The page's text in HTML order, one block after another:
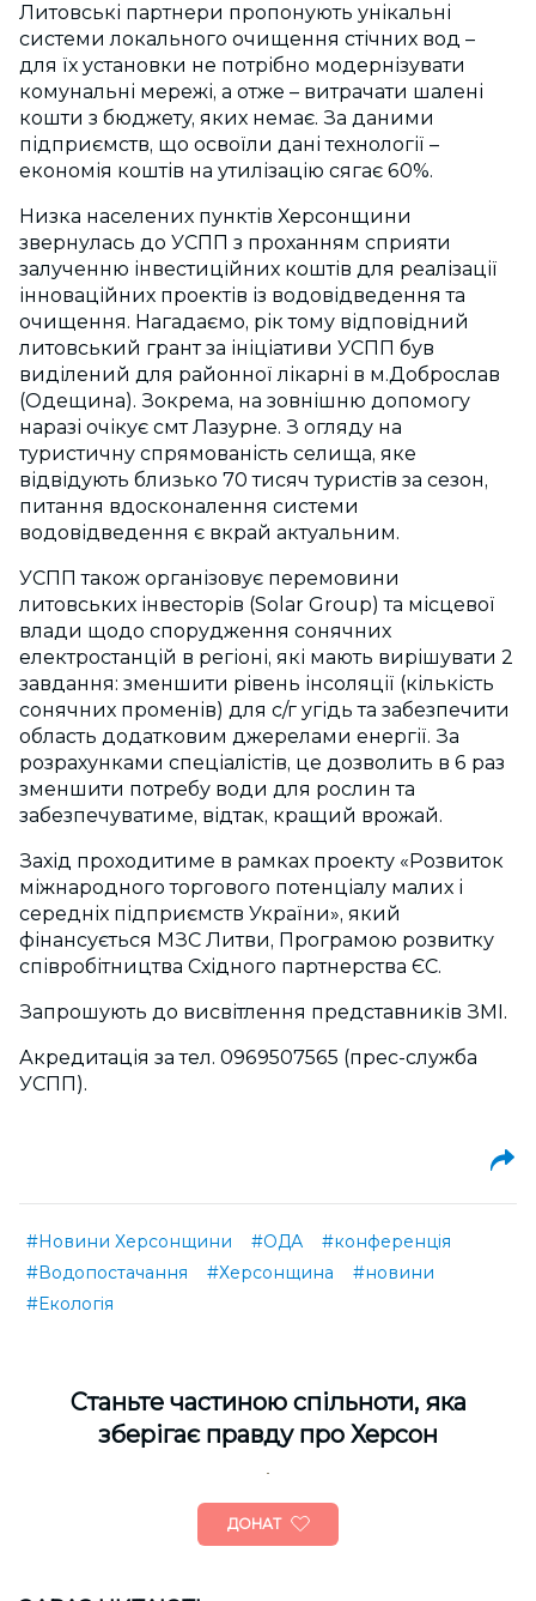
Литовські партнери пропонують унікальні
системи локального очищення стічних вод –
для їх установки не потрібно модернізувати
комунальні мережі, а отже – витрачати шалені
кошти з бюджету, яких немає. За даними
підприємств, що освоїли дані технології –
економія коштів на утилізацію сягає 60%.
Низка населених пунктів Херсонщини
звернулась до УСПП з проханням сприяти
залученню інвестиційних коштів для реалізації
інноваційних проектів із водовідведення та
очищення. Нагадаємо, рік тому відповідний
литовський грант за ініціативи УСПП був
виділений для районної лікарні в м.Доброслав
(Одещина). Зокрема, на зовнішню допомогу
наразі очікує смт Лазурне. З огляду на
туристичну спрямованість селища, яке
відвідують близько 70 тисяч туристів за сезон,
питання вдосконалення системи
водовідведення є вкрай актуальним.
УСПП також організовує перемовини
литовських інвесторів (Solar Group) та місцевої
влади щодо спорудження сонячних
електростанцій в регіоні, які мають вирішувати 2
завдання: зменшити рівень інсоляції (кількість
сонячних променів) для с/г угідь та забезпечити
область додатковим джерелами енергії. За
розрахунками спеціалістів, це дозволить в 6 раз
зменшити потребу води для рослин та
забезпечуватиме, відтак, кращий врожай.
Захід проходитиме в рамках проекту «Розвиток
міжнародного торгового потенціалу малих і
середніх підприємств України», який
фінансується МЗС Литви, Програмою розвитку
співробітництва Східного партнерства ЄС.
Запрошують до висвітлення представників ЗМІ.
Акредитація за тел. 0969507565 (прес-служба
УСПП).
#Новини Херсонщини #ОДА
#конференція
#Водопостачання
#Херсонщина
#новини
#Екологія
Cтаньте частиною спільноти, яка
зберігає правду про Херсон
ДОНАТ